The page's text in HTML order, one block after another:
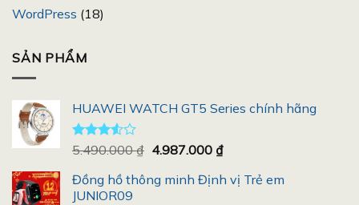
WordPress (18)
SẢN PHẨM
HUAWEI WATCH GT5 Series chính hãng
Được
hạng
3.50 5
sao
5.490.000₫ Giá
là:
4.987.000 ₫Giá
tại
Đồng hồ thông minh Định vị Trẻ em
JUNIOR09